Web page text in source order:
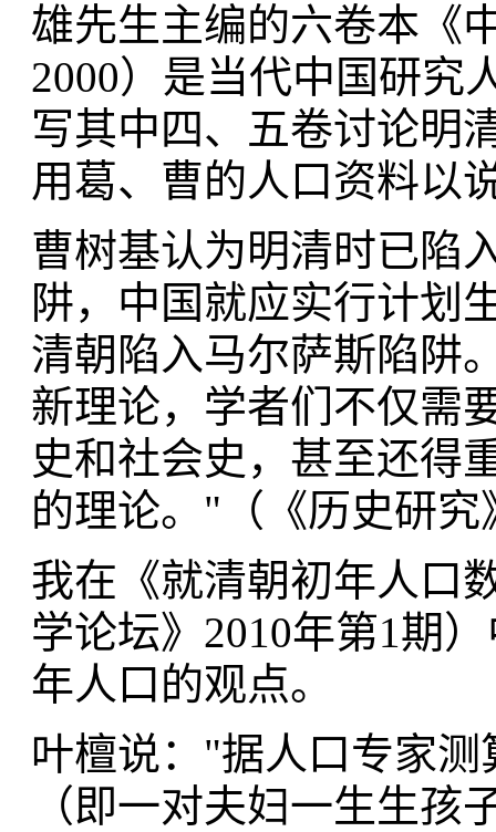
雄先生主编的六卷本《
2000）是当代中国研究
写其中四、五卷讨论明
用葛、曹的人口资料以
曹树基认为明清时已陷
阱，中国就应实行计划
清朝陷入马尔萨斯陷阱
新理论，学者们不仅需
史和社会史，甚至还得
的理论。"（《历史研究
我在《就清朝初年人口
学论坛》2010年第1期
年人口的观点。
叶檀说："据人口专家
（即一对夫妇一生生孩